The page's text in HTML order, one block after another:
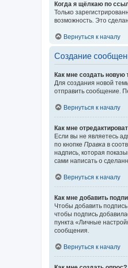
Когда я щёлкаю по
Только
возможность. Это
Вернуться к началу
Создание
Как мне создать
Для создания новой
отправить сообщение.
Вернуться к началу
Как мне
Если вы не являетесь
по кнопке Правка в
надпись, которая
сами написать о
Вернуться к началу
Как мне добавить
Чтобы добавить
чтобы подпись
пункта «Личные
сообщения.
Вернуться к началу